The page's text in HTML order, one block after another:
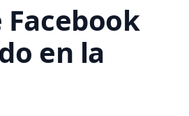
Facebook
en la